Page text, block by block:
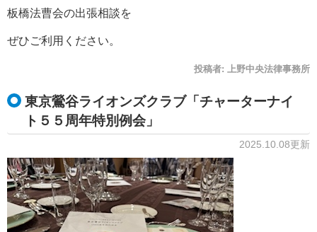
板橋法曹会の出張相談を
ぜひご利用ください。
投稿者: 上野中央法律事務所
東京鶯谷ライオンズクラブ「チャーターナイ
ト５５周年特別例会」
2025.10.08更新